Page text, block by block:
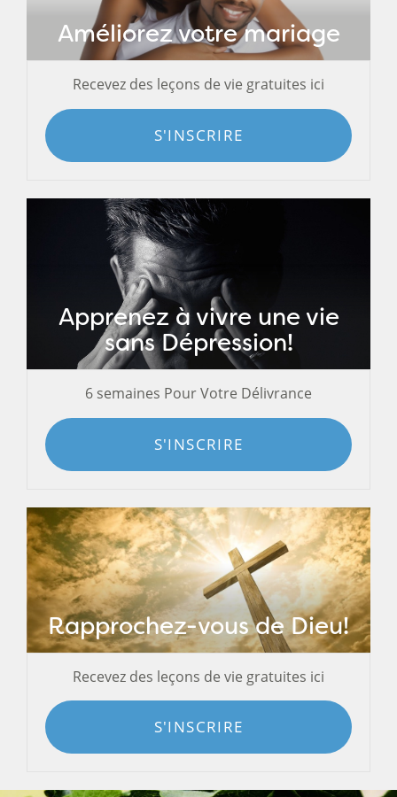
Améliorez votre mariage
Recevez des leçons de vie gratuites ici
S'INSCRIRE
Apprenez à vivre une vie
sans Dépression!
6 semaines Pour Votre Délivrance
S'INSCRIRE
Rapprochez-vous de Dieu!
Recevez des leçons de vie gratuites ici
S'INSCRIRE